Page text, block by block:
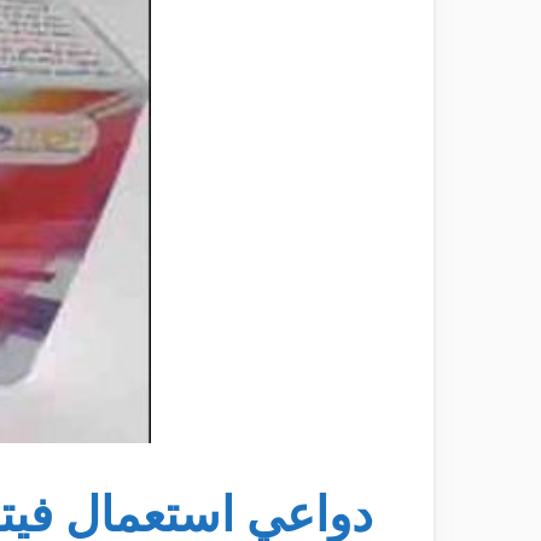
دواعي استعمال